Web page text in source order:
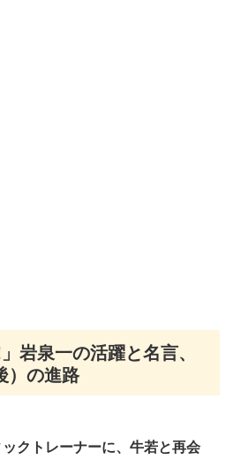
岩泉一の活躍と名言、
）の進路
クトレーナーに、牛若と再会